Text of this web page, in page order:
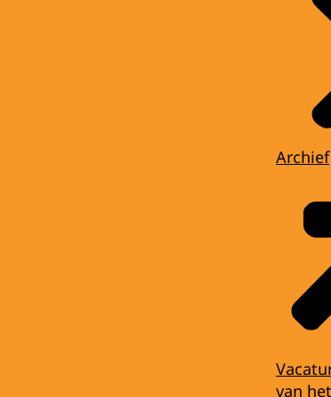
Archief
van